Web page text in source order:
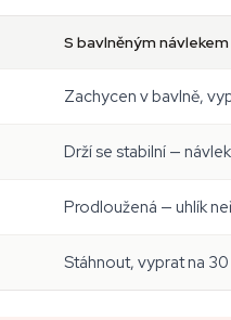
S bavlněným návlekem
Zachycen v bavlně,
Drží se stabilní —
Prodloužená — uhlík
Stáhnout, vyprat na